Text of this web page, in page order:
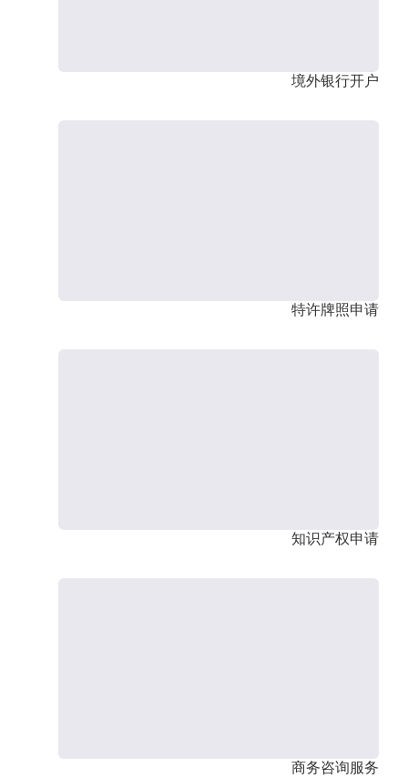
境外银行开户
特许牌照申请
知识产权申请
商务咨询服务